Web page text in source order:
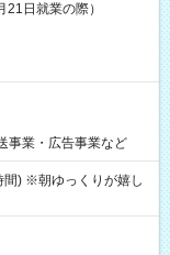
日就業の際）
事業・広告事業など
) ※朝ゆっくりが嬉し